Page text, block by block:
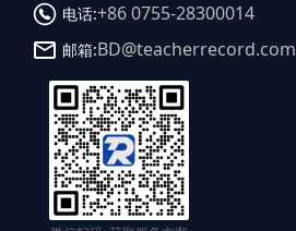
电话:+86 0755-28300014
邮箱:BD@teacherrecord.com